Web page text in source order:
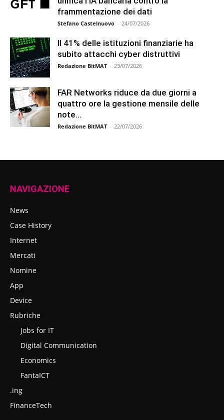
frammentazione dei dati
Stefano Castelnuovo - 24/07/2026
Il 41% delle istituzioni finanziarie ha
subito attacchi cyber distruttivi
Redazione BitMAT - 23/07/2026
FAR Networks riduce da due giorni a
quattro ore la gestione mensile delle
note...
Redazione BitMAT - 22/07/2026
NAVIGAZIONE
News
Case History
Internet
Mercati
Nomine
App
Device
Rubriche
Jobs for IT
Digital Communication
Economics
FantaICT
.ing
FinanceTech